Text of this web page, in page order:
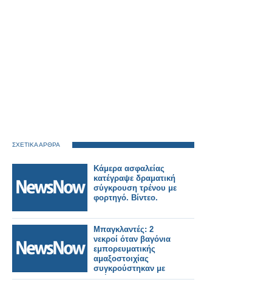
ΣΧΕΤΙΚΑ ΑΡΘΡΑ
Κάμερα ασφαλείας
κατέγραψε δραματική
σύγκρουση τρένου με
φορτηγό. Βίντεο.
Μπαγκλαντές: 2
νεκροί όταν βαγόνια
εμπορευματικής
αμαξοστοιχίας
συγκρούστηκαν με
οχήματα.